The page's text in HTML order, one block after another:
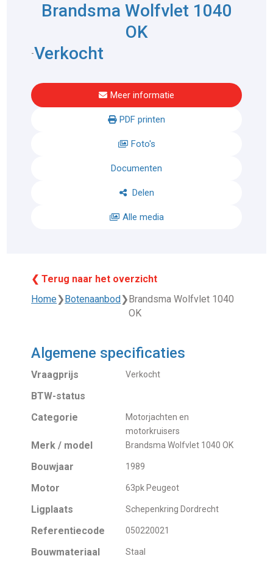
Brandsma Wolfvlet 1040
OK
-Verkocht
Meer informatie
PDF printen
Foto's
Documenten
Delen
Alle media
❮ Terug naar het overzicht
Home❯ Botenaanbod ❯ Brandsma Wolfvlet 1040
OK
Algemene specificaties
Vraagprijs Verkocht
BTW-status
Categorie
Motorjachten en
motorkruisers
Merk / model Brandsma Wolfvlet 1040 OK
Bouwjaar 1989
Motor 63pk Peugeot
Ligplaats Schepenkring Dordrecht
Referentiecode 050220021
Bouwmateriaal Staal